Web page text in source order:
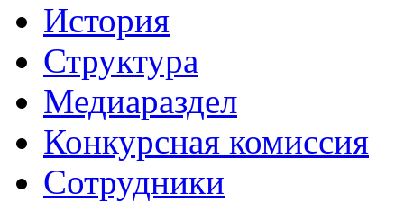
История
Структура
Медиараздел
Конкурсная комиссия
Сотрудники